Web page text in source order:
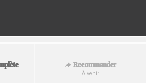
Recommander
À venir